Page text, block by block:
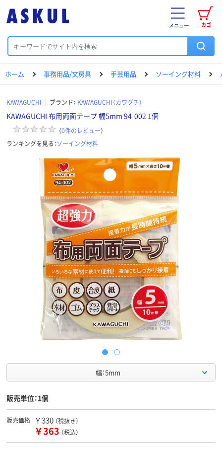
カゴ
メニュー
ホーム 事務用品/文房具 手芸用品 ソーイング材料
KAWAGUCHI ブランド： KAWAGUCHI（カワグチ）
KAWAGUCHI 布用両面テープ 幅5mm 94-002 1個
（0件のレビュー）
ランキングを見る：ソーイング材料
幅：5mm
販売単位：1個
販売価格 ￥330 （税抜き）
￥363 （税込）